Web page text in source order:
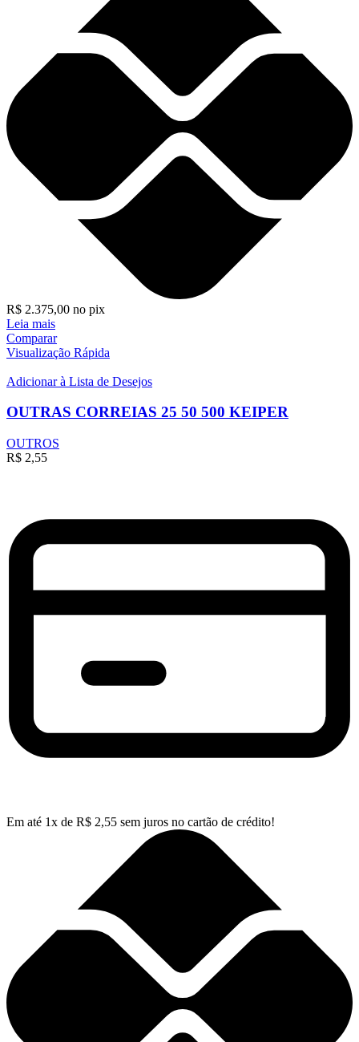
R$ 2.375,00 no pix
Leia mais
Comparar
Visualização Rápida
Adicionar à Lista de Desejos
OUTRAS CORREIAS 25 50 500 KEIPER
OUTROS
R$ 2,55
Em até 1x de R$ 2,55 sem juros no cartão de crédito!